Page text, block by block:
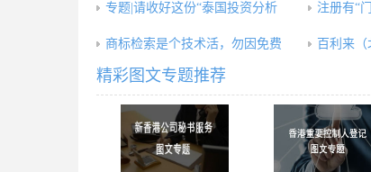
专题|请收好这份“泰国投资分析 注册有“
商标检索是个技术活，勿因免费 百利来（
精彩图文专题推荐